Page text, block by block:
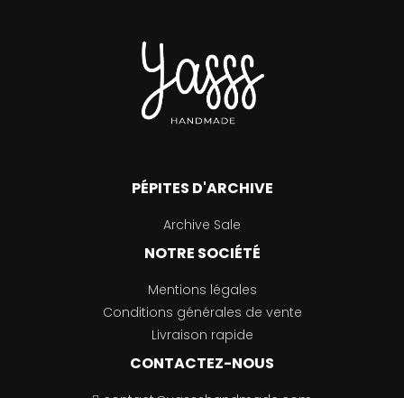
PÉPITES D'ARCHIVE
Archive Sale
NOTRE SOCIÉTÉ
Mentions légales
Conditions générales de vente
Livraison rapide
CONTACTEZ-NOUS